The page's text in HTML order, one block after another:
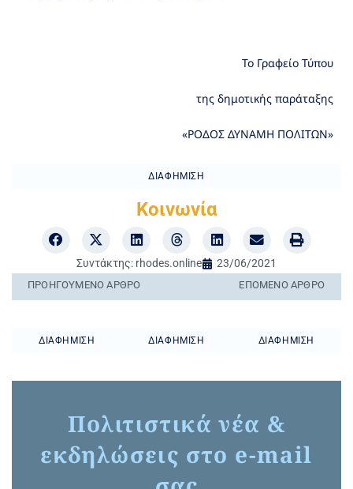
Το Γραφείο Τύπου
της δημοτικής παράταξης
«ΡΟΔΟΣ ΔΥΝΑΜΗ ΠΟΛΙΤΩΝ»
ΔΙΑΦΉΜΙΣΗ
Κοινωνία
Συντάκτης: rhodes.online 23/06/2021
ΠΡΟΗΓΟΎΜΕΝO ΆΡΘΡΟ ΕΠΌΜΕΝΟ ΆΡΘΡΟ
ΔΙΑΦΉΜΙΣΗ ΔΙΑΦΉΜΙΣΗ ΔΙΑΦΉΜΙΣΗ
Πολιτιστικά νέα &
εκδηλώσεις στο e-mail